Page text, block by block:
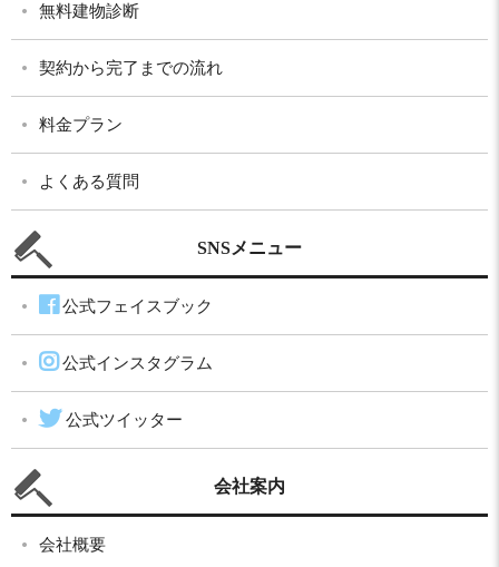
無料建物診断
契約から完了までの流れ
料金プラン
よくある質問
SNSメニュー
公式フェイスブック
公式インスタグラム
公式ツイッター
会社案内
会社概要